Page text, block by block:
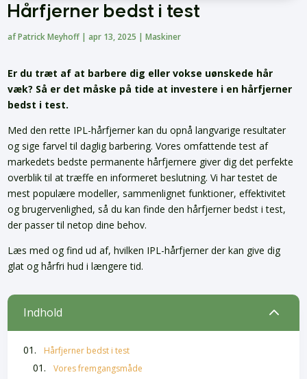
Hårfjerner bedst i test
afPatrick Meyhoff |apr 13, 2025 |Maskiner
Er du træt af at barbere dig eller vokse uønskede hår
væk? Så er det måske på tide at investere i en hårfjerner
bedst i test.
Med den rette IPL-hårfjerner kan du opnå langvarige resultater
og sige farvel til daglig barbering. Vores omfattende test af
markedets bedste permanente hårfjernere giver dig det perfekte
overblik til at træffe en informeret beslutning. Vi har testet de
mest populære modeller, sammenlignet funktioner, effektivitet
og brugervenlighed, så du kan finde den hårfjerner bedst i test,
der passer til netop dine behov.
Læs med og find ud af, hvilken IPL-hårfjerner der kan give dig
glat og hårfri hud i længere tid.
Indhold 2
Hårfjerner bedst i test
Vores fremgangsmåde